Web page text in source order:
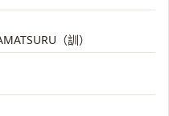
（訓）